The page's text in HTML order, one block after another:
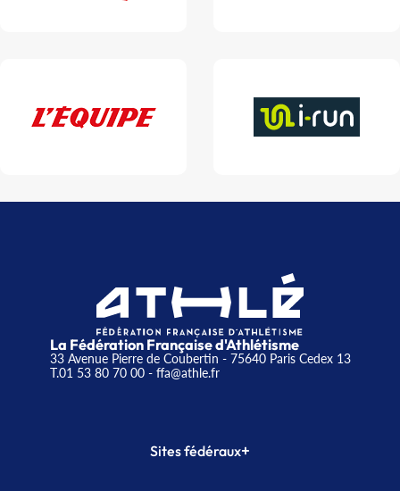
La Fédération Française d'Athlétisme
33 Avenue Pierre de Coubertin - 75640 Paris Cedex 13
T.01 53 80 70 00- ffa@athle.fr
Sites fédéraux+